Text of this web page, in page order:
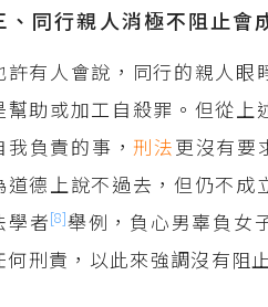
、同行親人消極不阻止會
許有人會說，同行的親人眼
幫助或加工自殺罪。但從上
我負責的事， 刑法更沒有要
道德上說不過去，但仍不成
學者[8]舉例，負心男辜負女
何刑責，以此來強調沒有阻